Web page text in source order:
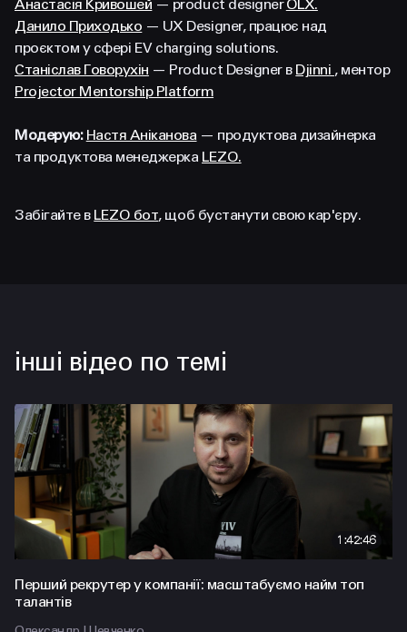
Анастасія Кривошей — product designerOLX.
Данило Приходько — UX Designer, працює над
проєктом у сфері EV charging solutions.
Станіслав Говорухін — Product Designer в Djinni , ментор
Projector Mentorship Platform
Модерую: Настя Аніканова — продуктова дизайнерка
та продуктова менеджерка LEZO.
Забігайте в LEZO бот, щоб бустанути свою кар'єру.
інші відео по темі
1:42:46
Перший рекрутер у компанії: масштабуємо найм топ
талантів